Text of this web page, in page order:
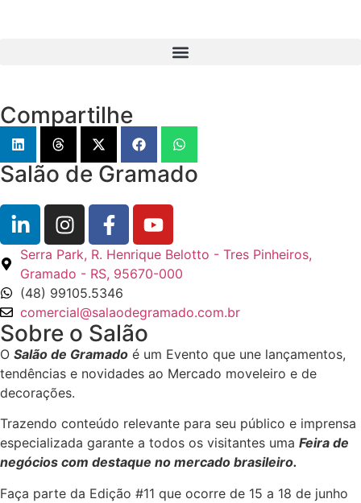
Compartilhe
Salão de Gramado
Serra Park, R. Henrique Belotto - Tres Pinheiros,
Gramado - RS, 95670-000
(48) 99105.5346
comercial@salaodegramado.com.br
Sobre o Salão
O Salão de Gramado é um Evento que une lançamentos,
tendências e novidades ao Mercado moveleiro e de
decorações.
Trazendo conteúdo relevante para seu público e imprensa
especializada garante a todos os visitantes uma Feira de
negócios com destaque no mercado brasileiro.
Faça parte da Edição #11 que ocorre de 15 a 18 de junho